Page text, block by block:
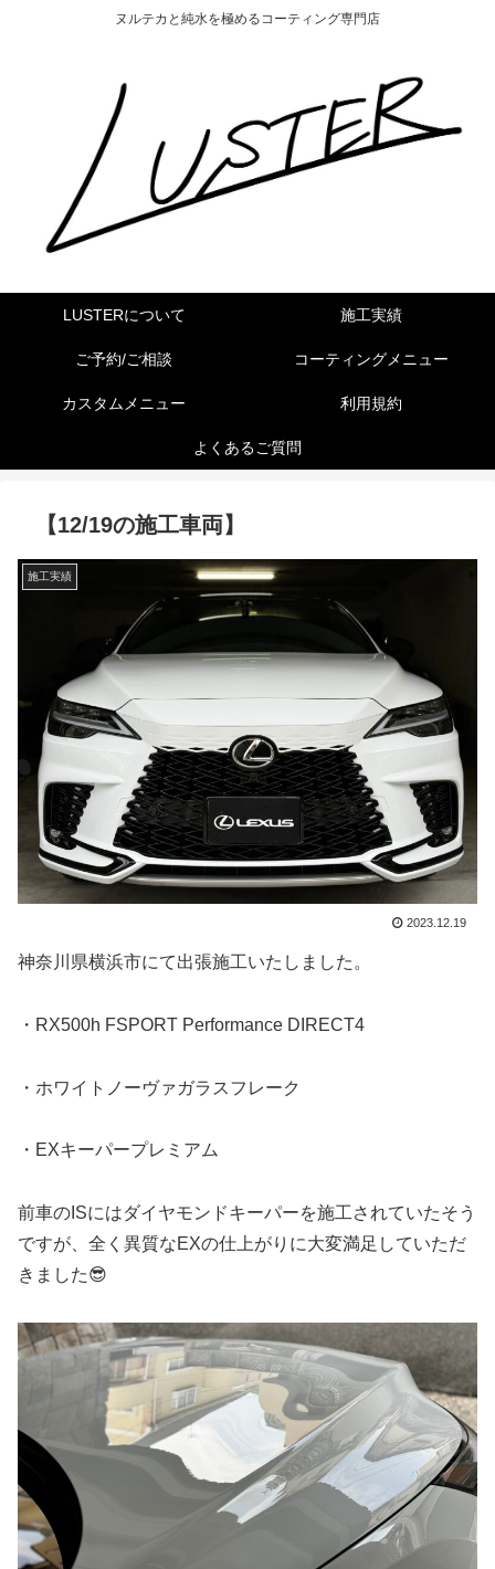
ヌルテカと純水を極めるコーティング専門店
LUSTERについて 施工実績
ご予約/ご相談 コーティングメニュー
カスタムメニュー 利用規約
よくあるご質問
【12/19の施工車両】
施工実績
2023.12.19
神奈川県横浜市にて出張施工いたしました。
・RX500h FSPORT Performance DIRECT4
・ホワイトノーヴァガラスフレーク
・EXキーパープレミアム
前車のISにはダイヤモンドキーパーを施工されていたそう
ですが、全く異質なEXの仕上がりに大変満足していただ
きました😎